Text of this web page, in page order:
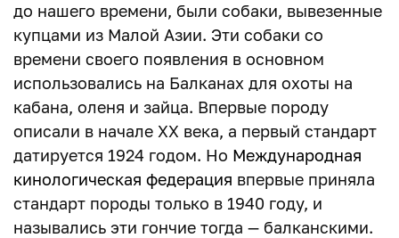
до нашего времени, были собаки, вывезенные
купцами из Малой Азии. Эти собаки со
времени своего появления в основном
использовались на Балканах для охоты на
кабана, оленя и зайца. Впервые породу
описали в начале XX века, а первый стандарт
датируется 1924 годом. Но Международная
кинологическая федерация впервые приняла
стандарт породы только в 1940 году, и
назывались эти гончие тогда — балканскими.